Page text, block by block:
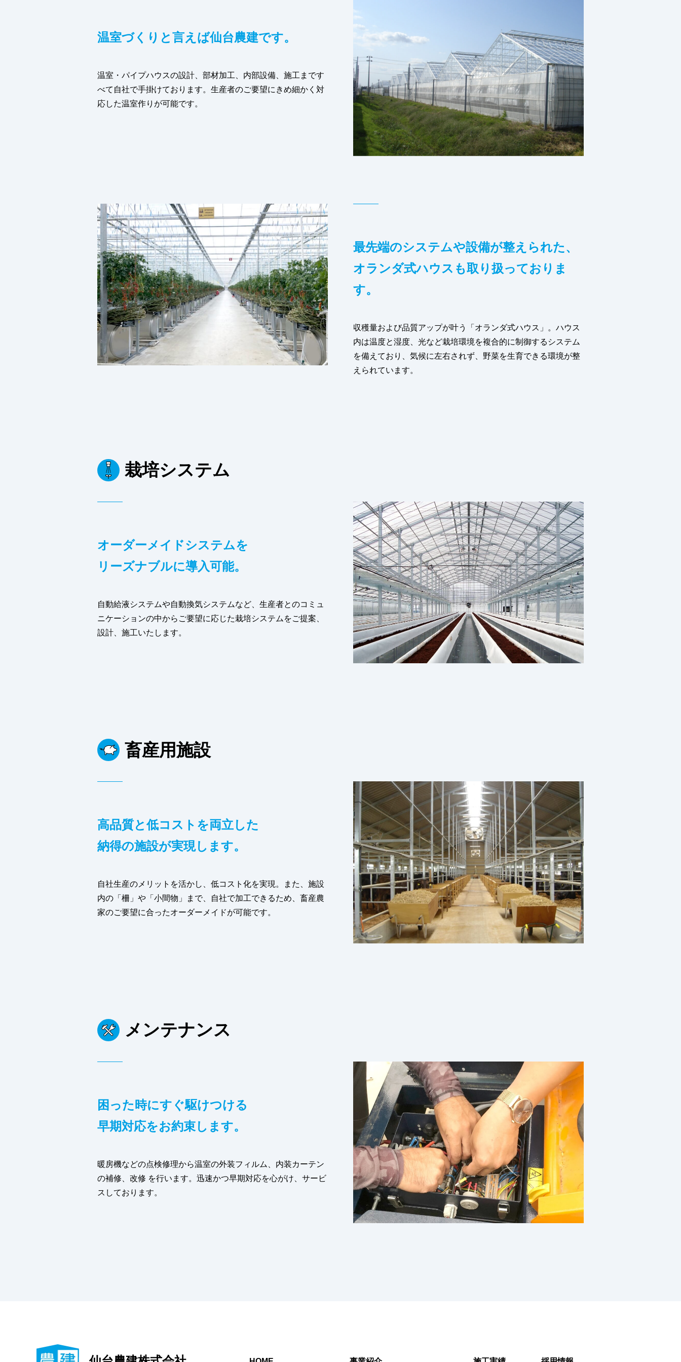
温室づくりと言えば仙台農建です。
温室・パイプハウスの設計、部材加工、内部設備、施工まです
べて自社で手掛けております。生産者のご要望にきめ細かく対
応した温室作りが可能です。
最先端のシステムや設備が整えられた、
オランダ式ハウスも取り扱っておりま
す。
収穫量および品質アップが叶う「オランダ式ハウス」。ハウス
内は温度と湿度、光など栽培環境を複合的に制御するシステム
を備えており、気候に左右されず、野菜を生育できる環境が整
えられています。
栽培システム
オーダーメイドシステムを
リーズナブルに導入可能。
自動給液システムや自動換気システムなど、生産者とのコミュ
ニケーションの中からご要望に応じた栽培システムをご提案、
設計、施工いたします。
畜産用施設
高品質と低コストを両立した
納得の施設が実現します。
自社生産のメリットを活かし、低コスト化を実現。また、施設
内の「柵」や「小間物」まで、自社で加工できるため、畜産農
家のご要望に合ったオーダーメイドが可能です。
メンテナンス
困った時にすぐ駆けつける
早期対応をお約束します。
暖房機などの点検修理から温室の外装フィルム、内装カーテン
の補修、改修 を行います。迅速かつ早期対応を心がけ、サービ
スしております。